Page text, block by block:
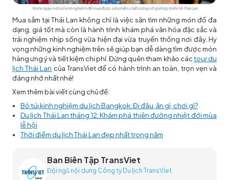
Note ngay một số kinh nghiệm để mua được sản phẩm chất lượng với giá hợp lý khi tới Thái Lan
Mua sắm tại Thái Lan không chỉ là việc săn tìm những món đồ đa
dạng, giá tốt mà còn là hành trình khám phá văn hóa đặc sắc và
trải nghiệm nhịp sống vừa hiện đại vừa truyền thống nơi đây. Hy
vọng những kinh nghiệm trên sẽ giúp bạn dễ dàng tìm được món
hàng ưng ý và tiết kiệm chi phí. Đừng quên tham khảo cáctour du
lịch Thái Lan của TransViet để có hành trình an toàn, trọn vẹn và
đáng nhớ nhất nhé!
Xem thêm bài viết cùng chủ đề:
Bỏ túi kinh nghiệm du lịch Bangkok: Đi đâu, ăn gì, chơi gì?
Du lịch Thái Lan tháng 12: Khám phá thiên đường nhiệt đới mùa
lễ hội
Thời điểm du lịch Thái Lan đẹp nhất trong năm
Ban Biên Tập TransViet
Đội ngũ nội dung Công ty Du lịch TransViet